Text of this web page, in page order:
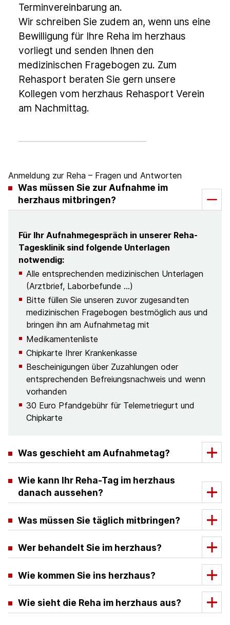
Terminvereinbarung an.
Wir schreiben Sie zudem an, wenn uns eine
Bewilligung für Ihre Reha im herzhaus
vorliegt und senden Ihnen den
medizinischen Fragebogen zu. Zum
Rehasport beraten Sie gern unsere
Kollegen vom herzhaus Rehasport Verein
am Nachmittag.
Anmeldung zur Reha – Fragen und Antworten
Was müssen Sie zur Aufnahme im
herzhaus mitbringen?
Für Ihr Aufnahmegespräch in unserer Reha-
Tagesklinik sind folgende Unterlagen
notwendig:
Alle entsprechenden medizinischen Unterlagen
(Arztbrief, Laborbefunde …)
Bitte füllen Sie unseren zuvor zugesandten
medizinischen Fragebogen bestmöglich aus und
bringen ihn am Aufnahmetag mit
Medikamentenliste
Chipkarte Ihrer Krankenkasse
Bescheinigungen über Zuzahlungen oder
entsprechenden Befreiungsnachweis und wenn
vorhanden
30 Euro Pfandgebühr für Telemetriegurt und
Chipkarte
Was geschieht am Aufnahmetag?
Wie kann Ihr Reha-Tag im herzhaus
danach aussehen?
Was müssen Sie täglich mitbringen?
Wer behandelt Sie im herzhaus?
Wie kommen Sie ins herzhaus?
Wie sieht die Reha im herzhaus aus?